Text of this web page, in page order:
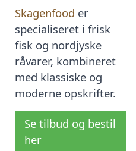
Skagenfood er
specialiseret i frisk
fisk og nordjyske
råvarer, kombineret
med klassiske og
moderne opskrifter.
Se tilbud og bestil
her